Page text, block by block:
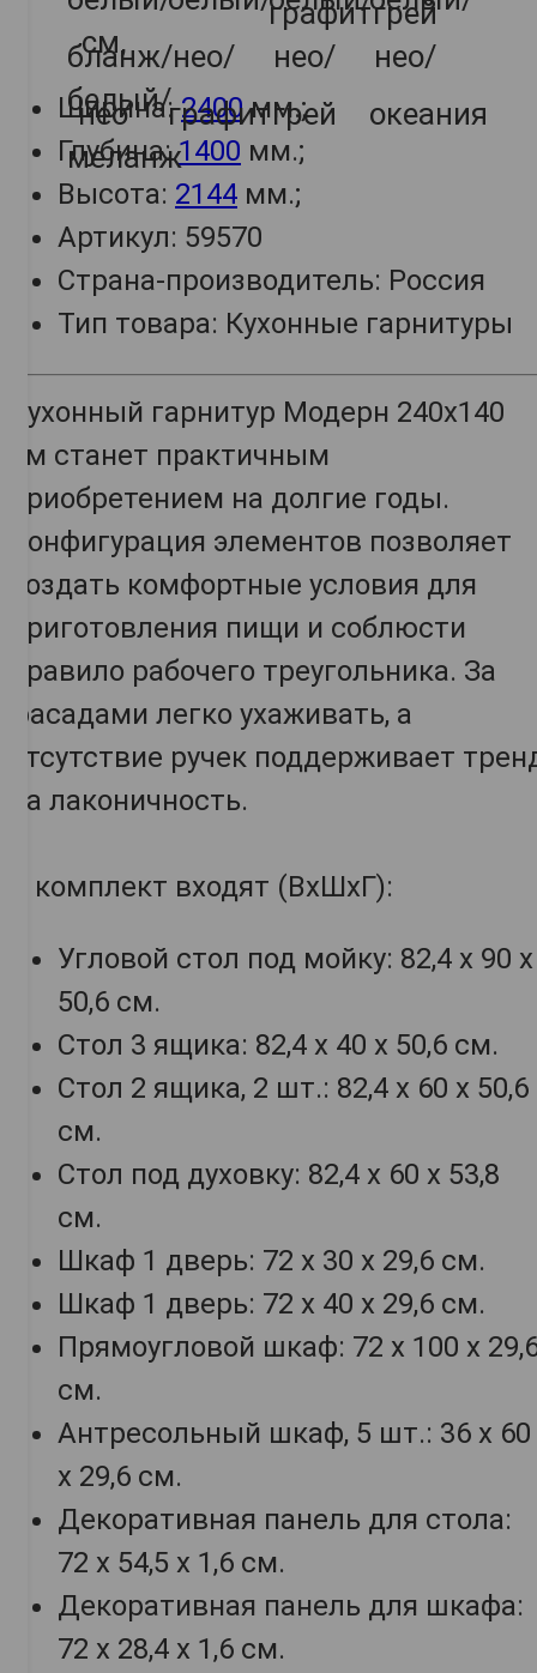
Ширина:2400мм.;
Глубина:1400 мм.;
Высота: 2144 мм.;
Артикул: 59570
Страна-производитель: Россия
Тип товара: Кухонные гарнитуры
Кухонный гарнитур Модерн 240х140
см станет практичным
приобретением на долгие годы.
Конфигурация элементов позволяет
создать комфортные условия для
приготовления пищи и соблюсти
правило рабочего треугольника. За
фасадами легко ухаживать, а
отсутствие ручек поддерживает
на лаконичность.
В комплект входят (ВхШхГ):
Угловой стол под мойку: 82,4 х 90 х
50,6 см.
Стол 3 ящика: 82,4 х 40 х 50,6 см.
Стол 2 ящика, 2 шт.: 82,4 х 60 х 50,6
см.
Стол под духовку: 82,4 х 60 х 53,8
см.
Шкаф 1 дверь: 72 х 30 х 29,6 см.
Шкаф 1 дверь: 72 х 40 х 29,6 см.
Прямоугловой шкаф: 72 х 100 х
см.
Антресольный шкаф, 5 шт.: 36 х 60
х 29,6 см.
Декоративная панель для стола:
72 х 54,5 х 1,6 см.
Декоративная панель для шкафа:
72 х 28,4 х 1,6 см.